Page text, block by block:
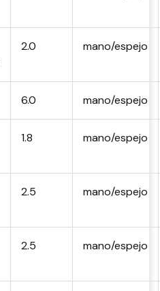
2.0 mano/espejo
6.0 mano/espejo
1.8 mano/espejo
2.5 mano/espejo
2.5 mano/espejo